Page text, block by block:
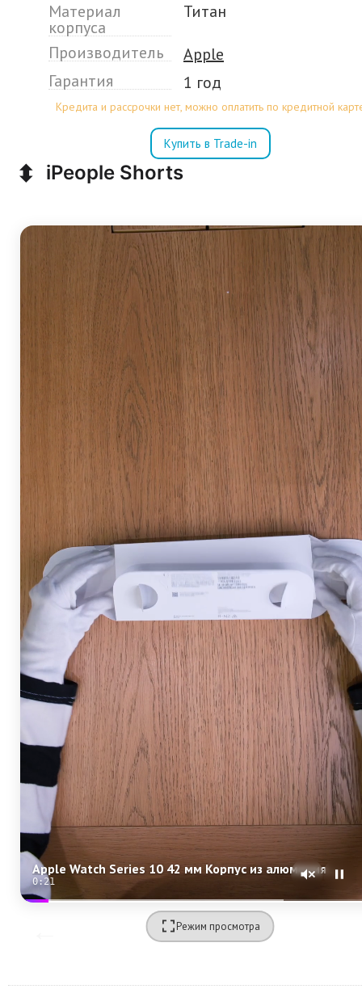
Материал
корпуса
Титан
Производитель
Apple
Гарантия
1 год
Кредита и рассрочки нет, можно оплатить по кредитной
Купить в Trade-in
⬍ iPeople Shorts
Apple Watch Series 10 42 мм Корпус из алюминия «Rose Gold» Спортивная петля «Plum»
0:20
Режим просмотра